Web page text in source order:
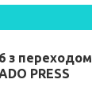
з переходом
PRESS